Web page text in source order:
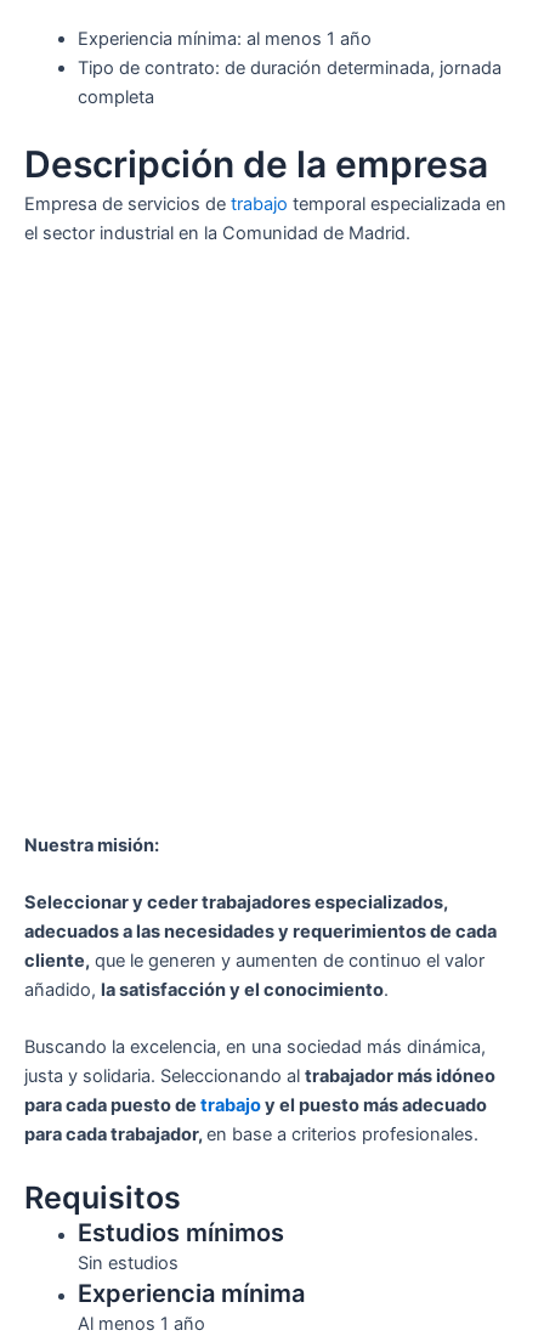
Experiencia mínima: al menos 1 año
Tipo de contrato: de duración determinada, jornada
completa
Descripción de la empresa
Empresa de servicios de trabajo temporal especializada en
el sector industrial en la Comunidad de Madrid.
Nuestra misión:
Seleccionar y ceder trabajadores especializados,
adecuados a las necesidades y requerimientos de cada
cliente, que le generen y aumenten de continuo el valor
añadido, la satisfacción y el conocimiento.
Buscando la excelencia, en una sociedad más dinámica,
justa y solidaria. Seleccionando al trabajador más idóneo
para cada puesto de trabajoy el puesto más adecuado
para cada trabajador,en base a criterios profesionales.
Requisitos
Estudios mínimos
Sin estudios
Experiencia mínima
Al menos 1 año